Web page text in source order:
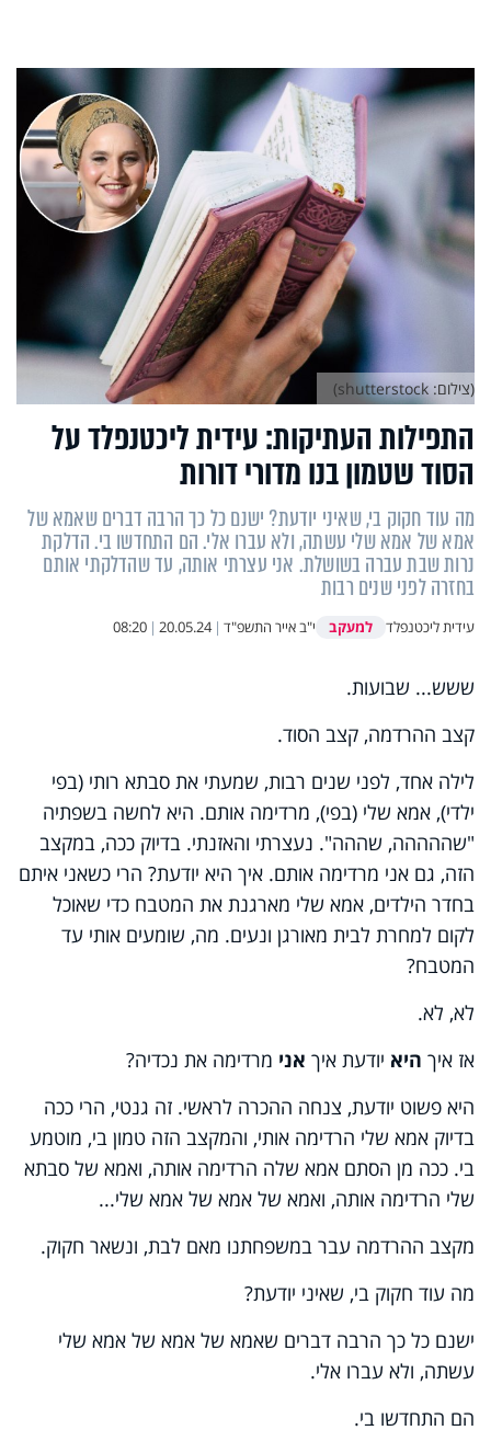
התפילות העתיקות: עידית ליכטנפלד על
הסוד שטמון בנו מדורי דורות
מה עוד חקוק בי, שאיני יודעת? ישנם כל כך הרבה דברים שאמא של
אמא של אמא שלי עשתה, ולא עברו אלי. הם התחדשו בי. הדלקת
נרות שבת עברה בשושלת. אני עצרתי אותה, עד שהדלקתי אותם
בחזרה לפני שנים רבות
עידית ליכטנפלד למעקב י"ב אייר התשפ"ד |
20.05.24
|
08:20
(צילום: shutterstock)
ששש... שבועות.
קצב ההרדמה, קצב הסוד.
לילה אחד, לפני שנים רבות, שמעתי את סבתא רותי (בפי
ילדי), אמא שלי (בפי), מרדימה אותם. היא לחשה בשפתיה
"שההההה, שההה". נעצרתי והאזנתי. בדיוק ככה, במקצב
הזה, גם אני מרדימה אותם. איך היא יודעת? הרי כשאני איתם
בחדר הילדים, אמא שלי מארגנת את המטבח כדי שאוכל
לקום למחרת לבית מאורגן ונעים. מה, שומעים אותי עד
המטבח?
לא, לא.
אז איך היא יודעת איך אני מרדימה את נכדיה?
היא פשוט יודעת, צנחה ההכרה לראשי. זה גנטי, הרי ככה
בדיוק אמא שלי הרדימה אותי, והמקצב הזה טמון בי, מוטמע
בי. ככה מן הסתם אמא שלה הרדימה אותה, ואמא של סבתא
שלי הרדימה אותה, ואמא של אמא של אמא שלי...
מקצב ההרדמה עבר במשפחתנו מאם לבת, ונשאר חקוק.
מה עוד חקוק בי, שאיני יודעת?
ישנם כל כך הרבה דברים שאמא של אמא של אמא שלי
עשתה, ולא עברו אלי.
הם התחדשו בי.